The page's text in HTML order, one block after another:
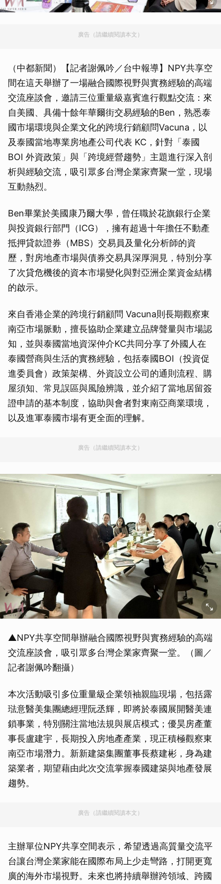
廣告（請繼續閱讀本文）
（中都新聞）【記者謝佩吟／台中報導】NPY共享空
間在這天舉辦了一場融合國際視野與實務經驗的高端
交流座談會，邀請三位重量級嘉賓進行觀點交流：來
自美國、具備十餘年華爾街交易經驗的Ben，熟悉泰
國市場環境與企業文化的跨境行銷顧問Vacuna，以
及泰國當地專業房地產公司代表 KC，針對「泰國
BOI 外資政策」與「跨境經營趨勢」主題進行深入剖
析與經驗交流，吸引眾多台灣企業家齊聚一堂，現場
互動熱烈。
Ben畢業於美國康乃爾大學，曾任職於花旗銀行企業
與投資銀行部門（ICG），擁有超過十年擔任不動產
抵押貸款證券（MBS）交易員及量化分析師的資
歷，對房地產市場與債券交易具深厚洞見，特別分享
了次貸危機後的資本市場變化與對亞洲企業資金結構
的啟示。
來自香港企業的跨境行銷顧問 Vacuna則長期觀察東
南亞市場脈動，擅長協助企業建立品牌聲量與市場認
知，並與泰國當地資深仲介KC共同分享了外國人在
泰國營商與生活的實務經驗，包括泰國BOI（投資促
進委員會）政策架構、外資設立公司的通則流程、購
屋須知、常見誤區與風險辨識，並介紹了當地居留簽
證申請的基本制度，協助與會者對東南亞商業環境，
以及進軍泰國市場有更全面的理解。
廣告（請繼續閱讀本文）
▲NPY共享空間舉辦融合國際視野與實務經驗的高端
交流座談會，吸引眾多台灣企業家齊聚一堂。（圖／
記者謝佩吟翻攝）
本次活動吸引多位重量級企業領袖親臨現場，包括露
琺意醫美集團總經理阮丞輝，即將於泰國展開醫美連
鎖事業，特別關注當地法規與展店模式；優昊房產董
事長盧建宇，長期投入房地產產業，現正積極觀察東
南亞市場潛力。新新建築集團董事長蔡建彬，身為建
築業者，期望藉由此次交流掌握泰國建築與地產發展
趨勢。
廣告（請繼續閱讀本文）
主辦單位NPY共享空間表示，希望透過高質量交流平
台讓台灣企業家能在國際布局上少走彎路，打開更寬
廣的海外市場視野。未來也將持續舉辦跨領域、跨國